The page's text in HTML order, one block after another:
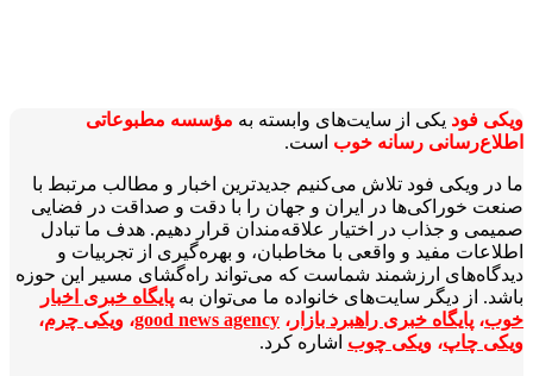
ویکی‌ فود یکی از سایت‌های وابسته به مؤسسه مطبوعاتی
اطلاع‌رسانی رسانه خوب است.
ما در ویکی‌ فود تلاش می‌کنیم جدیدترین اخبار و مطالب مرتبط با
صنعت خوراکی‌ها در ایران و جهان را با دقت و صداقت در فضایی
صمیمی و جذاب در اختیار علاقه‌مندان قرار دهیم. هدف ما تبادل
اطلاعات مفید و واقعی با مخاطبان، و بهره‌گیری از تجربیات و
دیدگاه‌های ارزشمند شماست که می‌تواند راه‌گشای مسیر این حوزه
باشد. از دیگر سایت‌های خانواده ما می‌توان به پایگاه خبری اخبار
خوب، پایگاه خبری راهبرد بازار ، good news agency، ویکی چرم،
ویکی چاپ، ویکی چوب اشاره کرد.